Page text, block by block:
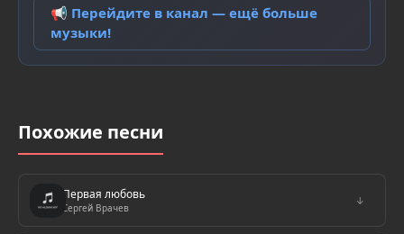
📢 Перейдите в канал — ещё больше
музыки!
Похожие песни
Первая любовь
Сергей Врачев
↓